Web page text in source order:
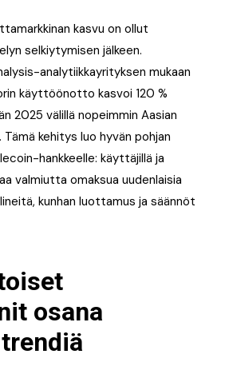
kasvu on ollut
selkiytymisen jälkeen.
analytiikkayrityksen mukaan
käyttöönotto kasvoi 120 %
2025 välillä nopeimmin Aasian
kehitys luo hyvän pohjan
hankkeelle: käyttäjillä ja
valmiutta omaksua uudenlaisia
kunhan luottamus ja säännöt
osana